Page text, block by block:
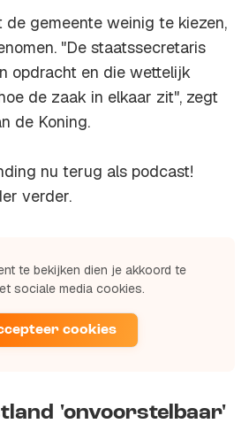
de gemeente weinig te kiezen,
"De staatssecretaris
opdracht en die wettelijk
de zaak in elkaar zit", zegt
de Koning.
nu terug als podcast!
verder.
te bekijken dien je akkoord te
sociale media cookies.
cookies
'onvoorstelbaar'